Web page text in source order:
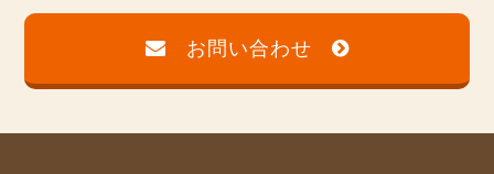
お問い合わせ